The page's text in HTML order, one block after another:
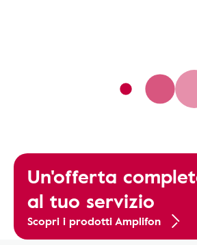
Un'offerta
al tuo servizio
Scopri i prodotti Amplifon